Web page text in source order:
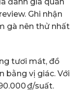
Ghi nhận
gà nên thử nhất
tươi mát, đồ
bằng vị giác. Với
₫/suất.